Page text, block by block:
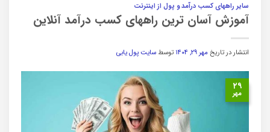
سایر راههای کسب درآمد و پول از اینترنت
آموزش آسان ترین راههای کسب درآمد آنلاین
انتشار در تاریخ مهر ۲۹, ۱۴۰۴ توسط سایت پول یابی
۲۹
مهر